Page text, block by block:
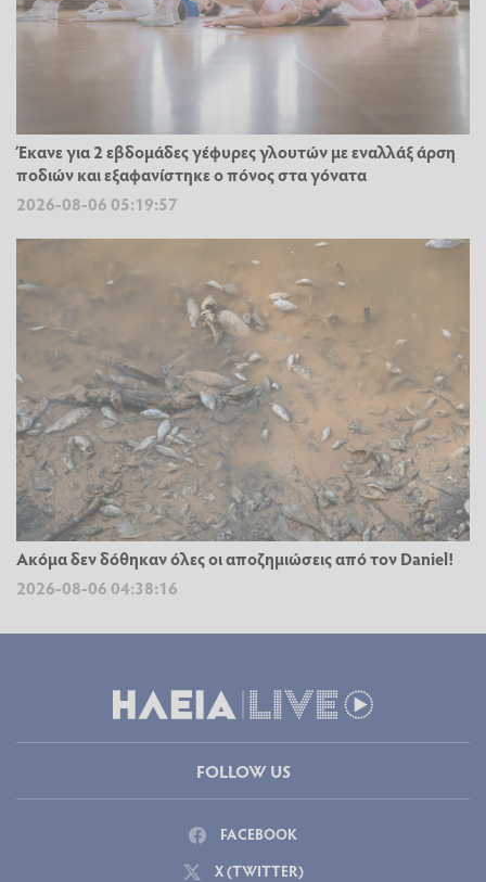
Έκανε για 2 εβδομάδες γέφυρες γλουτών με εναλλάξ άρση
ποδιών και εξαφανίστηκε ο πόνος στα γόνατα
2026-08-06 05:19:57
Ακόμα δεν δόθηκαν όλες οι αποζημιώσεις από τον Daniel!
2026-08-06 04:38:16
FOLLOW US
FACEBOOK
X (TWITTER)